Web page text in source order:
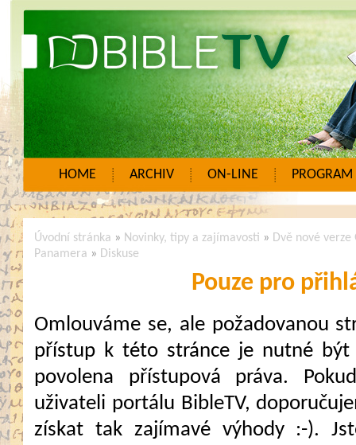
HOME ARCHIV ON-LINE PROGRAM
Úvodní stránka » Novinky, tipy a zajímavosti » Dvě nové
Panamera » Diskuse
Pouze pro
Omlouváme se, ale požadovanou
přístup k této stránce je nutné
povolena přístupová práva.
uživateli portálu BibleTV,
získat tak zajímavé výhody :-).